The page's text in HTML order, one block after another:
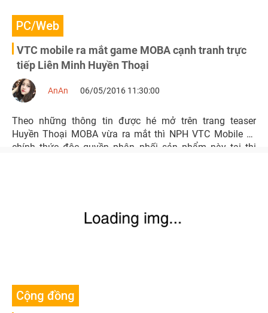
PC/Web
VTC mobile ra mắt game MOBA cạnh tranh trực
tiếp Liên Minh Huyền Thoại
AnAn 06/05/2016 11:30:00
Theo những thông tin được hé mở trên trang teaser
Huyền Thoại MOBA vừa ra mắt thì NPH VTC Mobile sẽ
chính thức độc quyền phân phối sản phẩm này tại thị
Cộng đồng